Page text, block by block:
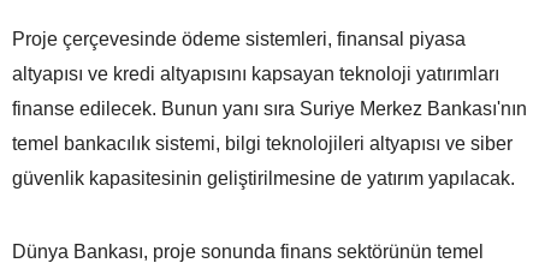
Proje çerçevesinde ödeme sistemleri, finansal piyasa
altyapısı ve kredi altyapısını kapsayan teknoloji yatırımları
finanse edilecek. Bunun yanı sıra Suriye Merkez Bankası'nın
temel bankacılık sistemi, bilgi teknolojileri altyapısı ve siber
güvenlik kapasitesinin geliştirilmesine de yatırım yapılacak.
Dünya Bankası, proje sonunda finans sektörünün temel